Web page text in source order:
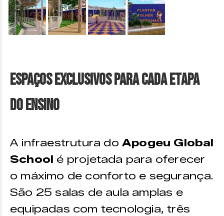
&nbsp; &nbsp; &nbsp; &nbsp;
Espaços Exclusivos para Cada Etapa
do Ensino
A infraestrutura do Apogeu Global
School é projetada para oferecer
o máximo de conforto e segurança.
São 25 salas de aula amplas e
equipadas com tecnologia, três